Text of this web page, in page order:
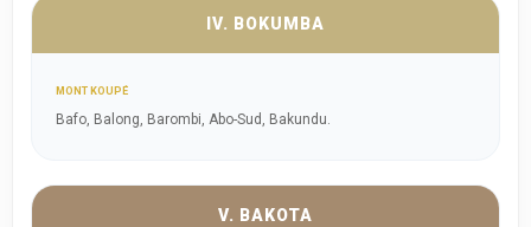
IV. BOKUMBA
MONT KOUPÉ
Bafo, Balong, Barombi, Abo-Sud, Bakundu.
V. BAKOTA